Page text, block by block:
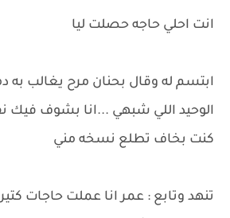
انت احلي حاجه حصلت ليا
ابتسم له وقال بحنان مرح يغالب به
الوحيد اللي شبهي ...انا بشوف
كنت بخاف تطلع نسخه مني
تنهد وتابع : عمر انا عملت حاجات